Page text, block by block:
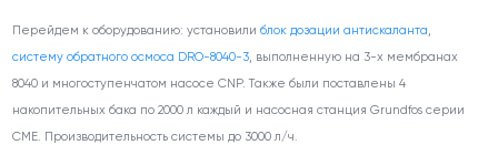
Перейдем к оборудованию: установилиблок дозации антискаланта,
систему обратного осмоса DRO-8040-3, выполненную на 3-х мембранах
8040 и многоступенчатом насосе CNP. Также были поставлены 4
накопительных бака по 2000 л каждый и насосная станция Grundfos серии
CME. Производительность системы до 3000 л/ч.